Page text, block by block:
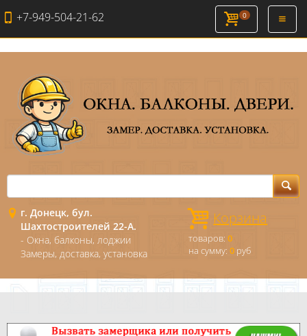
+7-949-504-21-62 0
г. Донецк, бул.
Шахтостроителей 22-А.
- Окна, балконы, лоджии
Замеры, доставка, установка
Корзина
товаров:0
на сумму:0 руб